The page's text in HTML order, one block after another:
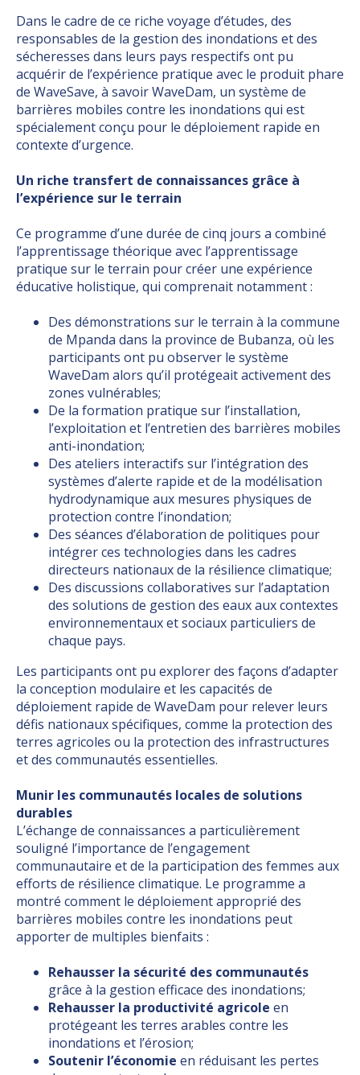
Dans le cadre de ce riche voyage d’études, des
responsables de la gestion des inondations et des
sécheresses dans leurs pays respectifs ont pu
acquérir de l’expérience pratique avec le produit phare
de WaveSave, à savoir WaveDam, un système de
barrières mobiles contre les inondations qui est
spécialement conçu pour le déploiement rapide en
contexte d’urgence.
Un riche transfert de connaissances grâce à
l’expérience sur le terrain
Ce programme d’une durée de cinq jours a combiné
l’apprentissage théorique avec l’apprentissage
pratique sur le terrain pour créer une expérience
éducative holistique, qui comprenait notamment :
Des démonstrations sur le terrain à la commune
de Mpanda dans la province de Bubanza, où les
participants ont pu observer le système
WaveDam alors qu’il protégeait activement des
zones vulnérables;
De la formation pratique sur l’installation,
l’exploitation et l’entretien des barrières mobiles
anti-inondation;
Des ateliers interactifs sur l’intégration des
systèmes d’alerte rapide et de la modélisation
hydrodynamique aux mesures physiques de
protection contre l’inondation;
Des séances d’élaboration de politiques pour
intégrer ces technologies dans les cadres
directeurs nationaux de la résilience climatique;
Des discussions collaboratives sur l’adaptation
des solutions de gestion des eaux aux contextes
environnementaux et sociaux particuliers de
chaque pays.
Les participants ont pu explorer des façons d’adapter
la conception modulaire et les capacités de
déploiement rapide de WaveDam pour relever leurs
défis nationaux spécifiques, comme la protection des
terres agricoles ou la protection des infrastructures
et des communautés essentielles.
Munir les communautés locales de solutions
durables
L’échange de connaissances a particulièrement
souligné l’importance de l’engagement
communautaire et de la participation des femmes aux
efforts de résilience climatique. Le programme a
montré comment le déploiement approprié des
barrières mobiles contre les inondations peut
apporter de multiples bienfaits :
Rehausser la sécurité des communautés
grâce à la gestion efficace des inondations;
Rehausser la productivité agricole en
protégeant les terres arables contre les
inondations et l’érosion;
Soutenir l’économie en réduisant les pertes